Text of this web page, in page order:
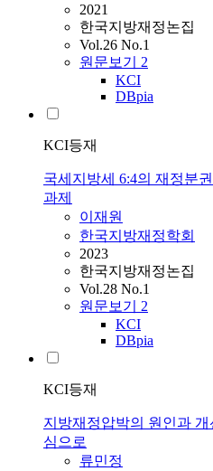
2021
한국지방재정논집
Vol.26 No.1
원문보기 2
KCI
DBpia
KCI등재
국세­지방세 6:4의 재정분
과제
이재원
한국지방재정학회
2023
한국지방재정논집
Vol.28 No.1
원문보기 2
KCI
DBpia
KCI등재
지방재정압박의 원인과
심으로
류민정